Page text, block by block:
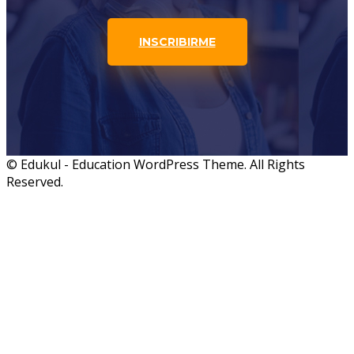
INSCRIBIRME
© Edukul - Education WordPress Theme. All Rights
Reserved.